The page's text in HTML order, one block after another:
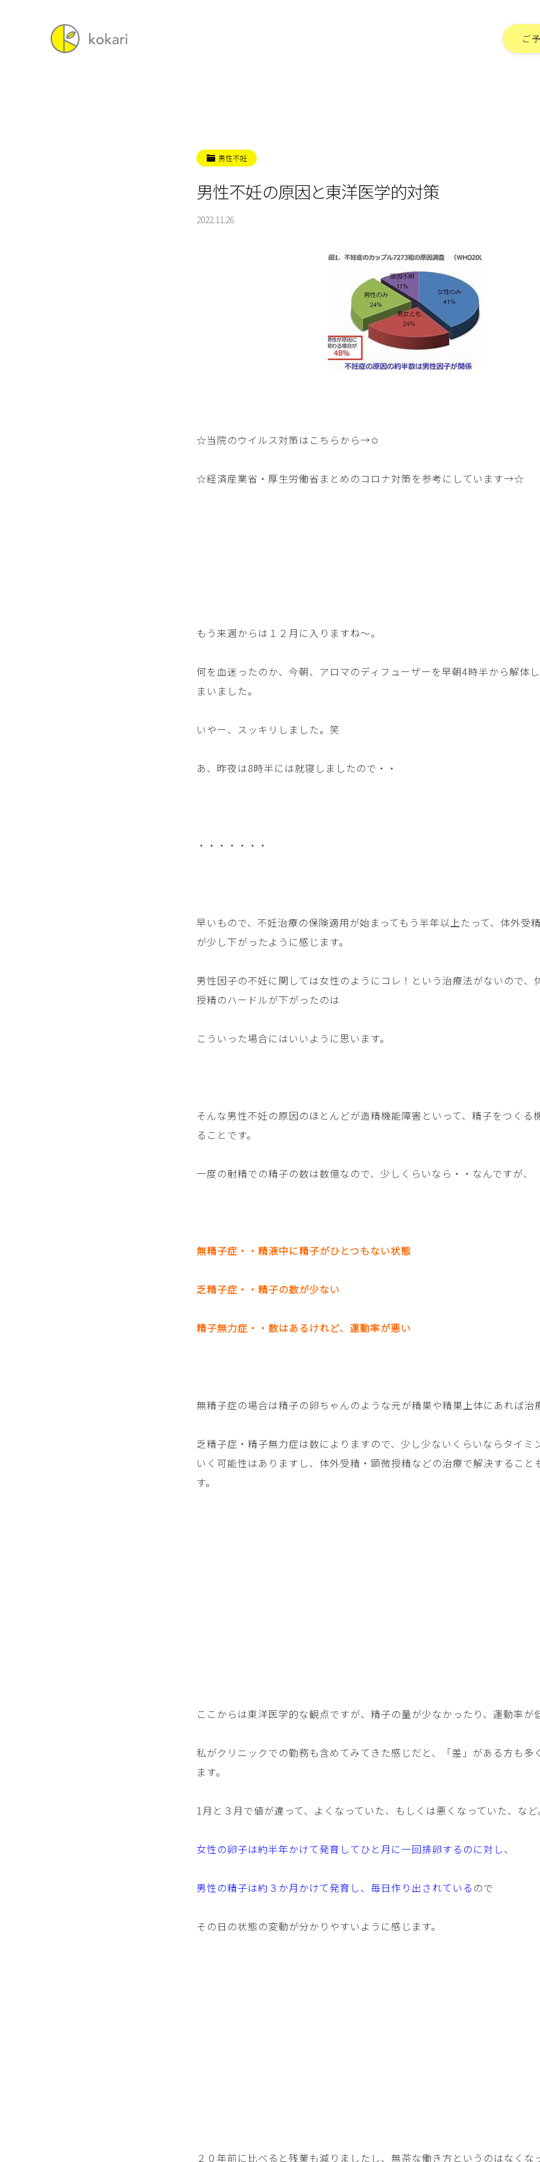
ご
男性不妊
男性不妊の原因と東洋医学的対策
2022.11.26
☆当院のウイルス対策はこちらから→✩
☆経済産業省・厚生労働省まとめのコロナ対策を参考にしています→☆
もう来週からは１２月に入りますね～。
何を血迷ったのか、今朝、アロマのディフューザーを早朝4時半から解体
まいました。
いやー、スッキリしました。笑
あ、昨夜は8時半には就寝しましたので・・
・・・・・・・
早いもので、不妊治療の保険適用が始まってもう半年以上たって、体外受
が少し下がったように感じます。
男性因子の不妊に関しては女性のようにコレ！という治療法がないので、
授精のハードルが下がったのは
こういった場合にはいいように思います。
そんな男性不妊の原因のほとんどが造精機能障害といって、精子をつくる
ることです。
一度の射精での精子の数は数億なので、少しくらいなら・・なんですが、
無精子症・・精液中に精子がひとつもない状態
乏精子症・・精子の数が少ない
精子無力症・・数はあるけれど、運動率が悪い
無精子症の場合は精子の卵ちゃんのような元が精巣や精巣上体にあれば治
乏精子症・精子無力症は数によりますので、少し少ないくらいならタイミ
いく可能性はありますし、体外受精・顕微授精などの治療で解決すること
す。
ここからは東洋医学的な観点ですが、精子の量が少なかったり、運動率が
私がクリニックでの勤務も含めてみてきた感じだと、「差」がある方も多
ます。
1月と３月で値が違って、よくなっていた、もしくは悪くなっていた、など
女性の卵子は約半年かけて発育してひと月に一回排卵するのに対し、
男性の精子は約３か月かけて発育し、毎日作り出されている ので
その日の状態の変動が分かりやすいように感じます。
２０年前に比べると残業も減りましたし、無茶な働き方というのはなくな